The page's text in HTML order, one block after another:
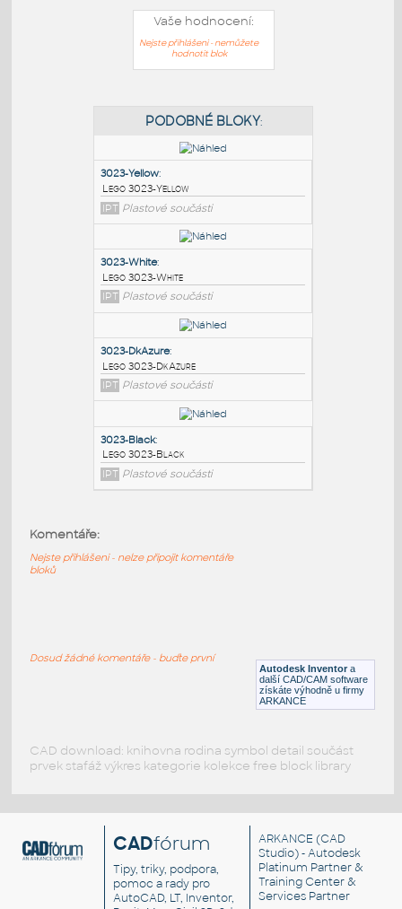
Vaše hodnocení:
Nejste přihlášeni - nemůžete
hodnotit blok
3023-Yellow:
Lego 3023-Yellow
IPT Plastové součásti
3023-White:
Lego 3023-White
IPT Plastové součásti
Lego 3023-DkAzure
Lego 3023-Black
Autodesk Inventor a
další CAD/CAM software
získáte výhodně u firmy
ARKANCE
Komentáře:
Nejste přihlášeni - nelze připojit komentáře
bloků
Dosud žádné komentáře - buďte první
CAD download: knihovna rodina symbol detail součást
prvek stafáž výkres kategorie kolekce free block library
CADfórum
Tipy, triky, podpora,
pomoc a rady pro
AutoCAD, LT, Inventor,
ARKANCE (CAD
Studio) - Autodesk
Platinum Partner &
Training Center &
Services Partner